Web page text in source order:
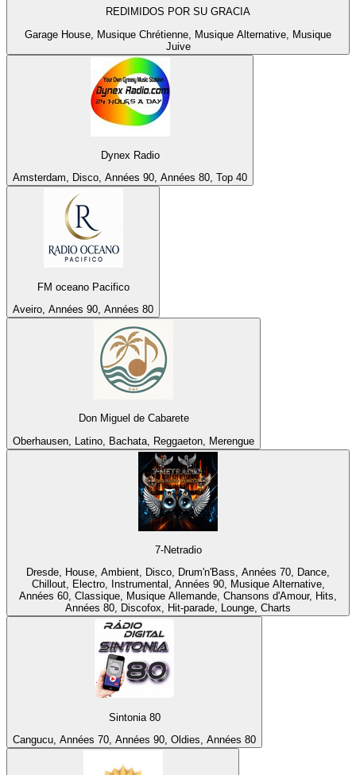
REDIMIDOS POR SU GRACIA
Garage House, Musique Chrétienne, Musique Alternative, Musique
Juive
Dynex Radio
Amsterdam, Disco, Années 90, Années 80, Top 40
FM oceano Pacifico
Aveiro, Années 90, Années 80
Don Miguel de Cabarete
Oberhausen, Latino, Bachata, Reggaeton, Merengue
7-Netradio
Dresde, House, Ambient, Disco, Drum'n'Bass, Années 70, Dance,
Chillout, Electro, Instrumental, Années 90, Musique Alternative,
Années 60, Classique, Musique Allemande, Chansons d'Amour, Hits,
Années 80, Discofox, Hit-parade, Lounge, Charts
Sintonia 80
Cangucu, Années 70, Années 90, Oldies, Années 80